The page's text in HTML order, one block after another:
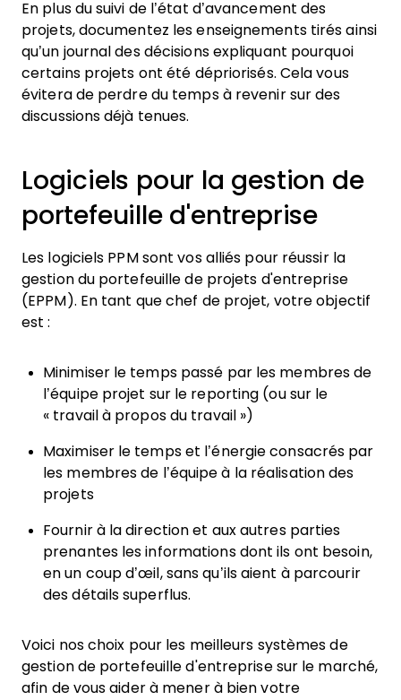
En plus du suivi de l’état d’avancement des
projets, documentez les enseignements tirés ainsi
qu’un journal des décisions expliquant pourquoi
certains projets ont été dépriorisés. Cela vous
évitera de perdre du temps à revenir sur des
discussions déjà tenues.
Logiciels pour la gestion de
portefeuille d'entreprise
Les logiciels PPM sont vos alliés pour réussir la
gestion du portefeuille de projets d'entreprise
(EPPM). En tant que chef de projet, votre objectif
est :
Minimiser le temps passé par les membres de
l’équipe projet sur le reporting (ou sur le
« travail à propos du travail »)
Maximiser le temps et l’énergie consacrés par
les membres de l’équipe à la réalisation des
projets
Fournir à la direction et aux autres parties
prenantes les informations dont ils ont besoin,
en un coup d’œil, sans qu’ils aient à parcourir
des détails superflus.
Voici nos choix pour les meilleurs systèmes de
gestion de portefeuille d'entreprise sur le marché,
afin de vous aider à mener à bien votre